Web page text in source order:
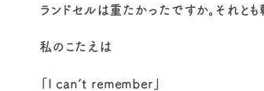
ランドセルは重たかったですか。それとも
私のこたえは
「I can’t remember」